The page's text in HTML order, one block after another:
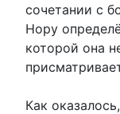
сочетании с
Нору
которой она
Как